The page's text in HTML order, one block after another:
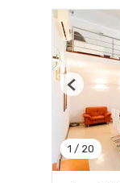
1 / 20
Previous